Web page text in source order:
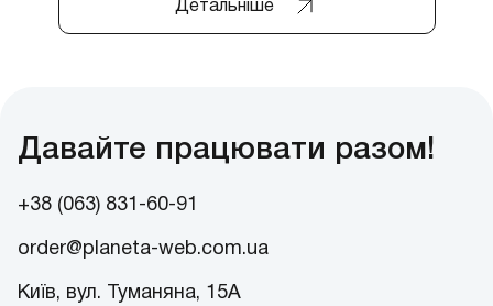
Детальніше
Давайте працювати разом!
+38 (063) 831-60-91
order@planeta-web.com.ua
Київ, вул. Туманяна, 15А